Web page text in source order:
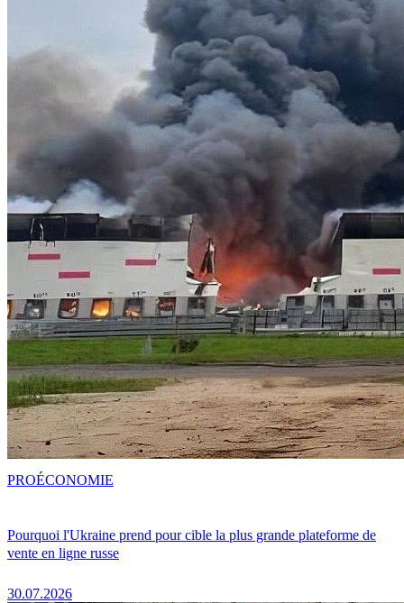
Pourquoi l'Ukraine prend pour cible la plus grande plateforme de
vente en ligne russe
30.07.2026
PROÉCONOMIE